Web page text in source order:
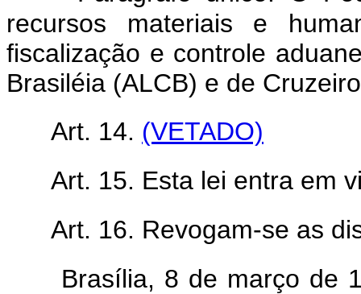
recursos materiais e
fiscalização e controle
Brasiléia (ALCB) e de
Art. 14. (VETADO)
Art. 15. Esta lei entra em
Art. 16. Revogam-se as
Brasília, 8 de março de